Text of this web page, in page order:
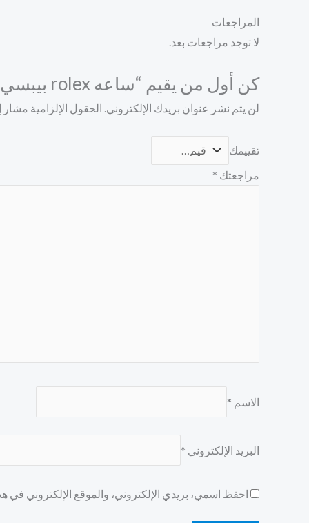
المراجعات
لا توجد مراجعات بعد.
كن أول من يقيم “ساعه rolex بيبسي”
لن يتم نشر عنوان بريدك الإلكتروني. الحقول الإلزامية مشار
تقييمك
مراجعتك *
الاسم *
البريد الإلكتروني *
احفظ اسمي، بريدي الإلكتروني، والموقع الإلكتروني في